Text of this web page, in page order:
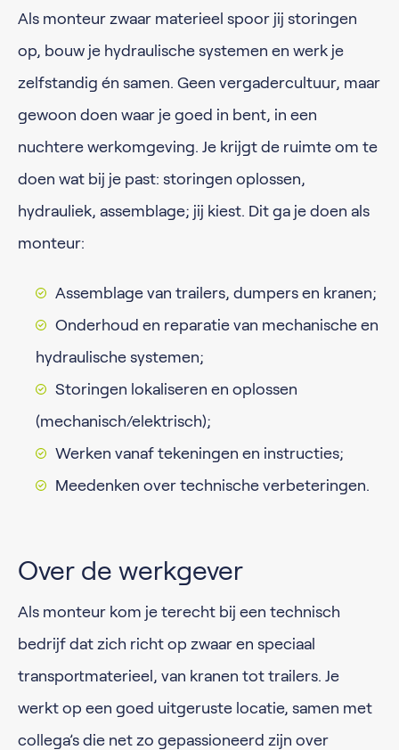
Als monteur zwaar materieel spoor jij storingen
op, bouw je hydraulische systemen en werk je
zelfstandig én samen. Geen vergadercultuur, maar
gewoon doen waar je goed in bent, in een
nuchtere werkomgeving. Je krijgt de ruimte om te
doen wat bij je past: storingen oplossen,
hydrauliek, assemblage; jij kiest. Dit ga je doen als
monteur:
Assemblage van trailers, dumpers en kranen;
Onderhoud en reparatie van mechanische en
hydraulische systemen;
Storingen lokaliseren en oplossen
(mechanisch/elektrisch);
Werken vanaf tekeningen en instructies;
Meedenken over technische verbeteringen.
Over de werkgever
Als monteur kom je terecht bij een technisch
bedrijf dat zich richt op zwaar en speciaal
transportmaterieel, van kranen tot trailers. Je
werkt op een goed uitgeruste locatie, samen met
collega’s die net zo gepassioneerd zijn over